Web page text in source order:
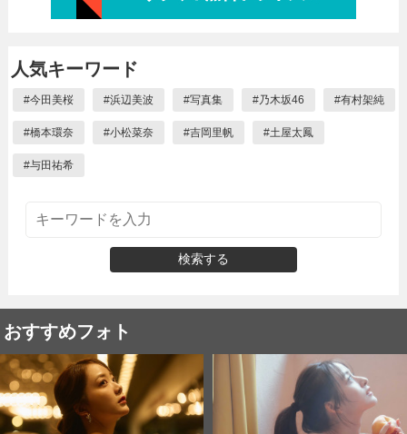
人気キーワード
#今田美桜 #浜辺美波 #写真集 #乃木坂46 #有村架純
#橋本環奈 #小松菜奈 #吉岡里帆 #土屋太鳳
#与田祐希
検索する
おすすめフォト